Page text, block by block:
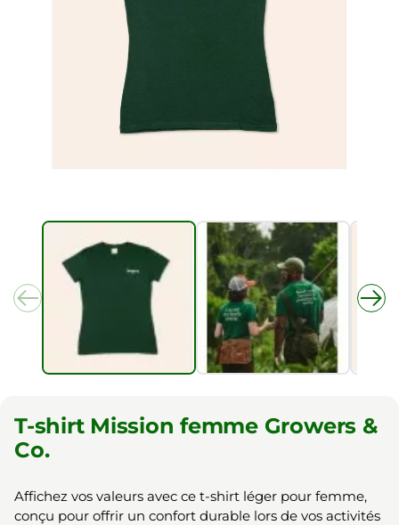
T-shirt Mission femme Growers &
Co.
Affichez vos valeurs avec ce t-shirt léger pour femme,
conçu pour offrir un confort durable lors de vos activités